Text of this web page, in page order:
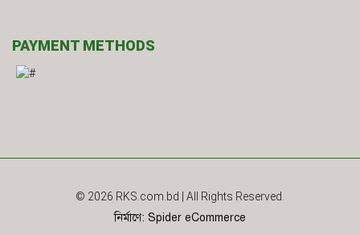
PAYMENT METHODS
© 2026 RKS.com.bd | All Rights Reserved.
নির্মাণে: Spider eCommerce